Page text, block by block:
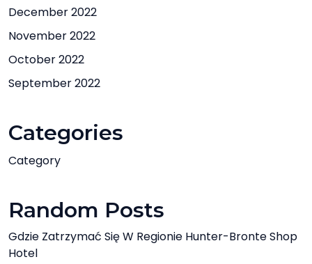
December 2022
November 2022
October 2022
September 2022
Categories
Category
Random Posts
Gdzie Zatrzymać Się W Regionie Hunter-Bronte Shop
Hotel